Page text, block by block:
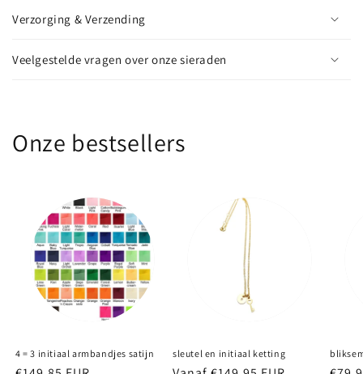
Verzorging & Verzending
Veelgestelde vragen over onze sieraden
Onze bestsellers
4 = 3 initiaal armbandjes satijn sleutel en initiaal ketting